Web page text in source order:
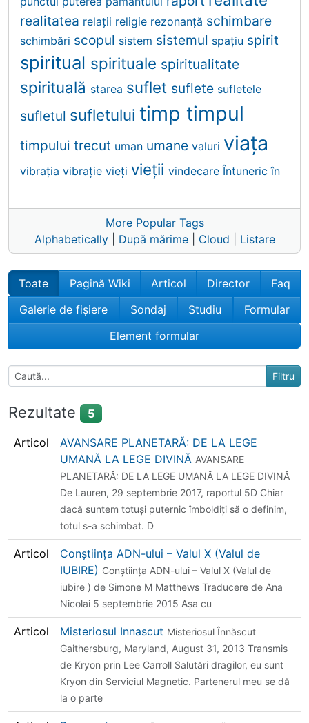
realitatea relații religie rezonanţă schimbare
schimbări scopul sistem sistemul spațiu spirit
spiritual spirituale spiritualitate
spirituală starea suflet suflete sufletele
sufletul sufletului timp timpul
timpului trecut uman umane valuri viaţa
vibraţia vibrație vieți vieții vindecareÎntunericîn
More Popular Tags
Alphabetically| După mărime| Cloud Listare
Toate Pagină Wiki Articol Director
Faq
Galerie de fișiere
Sondaj Studiu
Formular
Element formular
Rezultate 5
Articol
AVANSARE PLANETARĂ: DE LA LEGE
UMANĂ LA LEGE DIVINĂ AVANSARE
PLANETARĂ: DE LA LEGE UMANĂ LA LEGE DIVINĂ
De Lauren, 29 septembrie 2017, raportul 5D Chiar
dacă suntem totuși puternic îmboldiți să o definim,
totul s-a schimbat. D
Articol
Conștiința ADN-ului – Valul X (Valul de
IUBIRE) Conștiința ADN-ului – Valul X (Valul de
iubire ) de Simone M Matthews Traducere de Ana
Nicolai 5 septembrie 2015 Așa cu
Articol Misteriosul Innascut Misteriosul Înnăscut
Gaithersburg, Maryland, August 31, 2013 Transmis
de Kryon prin Lee Carroll Salutări dragilor, eu sunt
Kryon din Serviciul Magnetic. Partenerul meu se dă
la o parte